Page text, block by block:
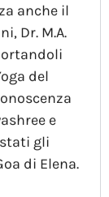
anche il
Dr. M.A.
del
e
gli
di Elena.